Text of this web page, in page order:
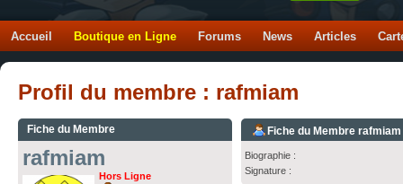
Accueil Boutique en Ligne Forums News Articles
Profil du membre : rafmiam
Fiche du Membre
rafmiam
Hors Ligne
Fiche du Membre rafmiam
Biographie :
Signature :